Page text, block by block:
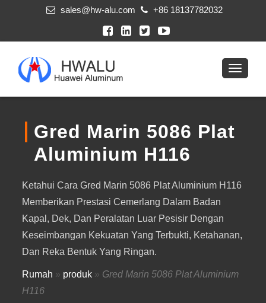
sales@hw-alu.com +86 18137782032
Gred Marin 5086 Plat
Aluminium H116
Ketahui Cara Gred Marin 5086 Plat Aluminium H116
Memberikan Prestasi Cemerlang Dalam Badan
Kapal, Dek, Dan Peralatan Luar Pesisir Dengan
Keseimbangan Kekuatan Yang Terbukti, Ketahanan,
Dan Reka Bentuk Yang Ringan.
Rumah » produk » Gred Marin 5086 Plat Aluminium
H116